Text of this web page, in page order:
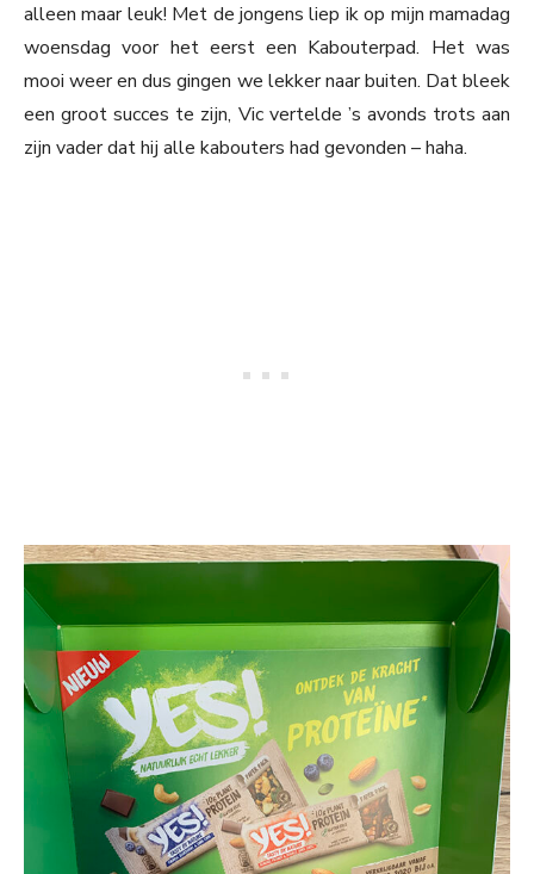
alleen maar leuk! Met de jongens liep ik op mijn mamadag
woensdag voor het eerst een Kabouterpad. Het was
mooi weer en dus gingen we lekker naar buiten. Dat bleek
een groot succes te zijn, Vic vertelde ’s avonds trots aan
zijn vader dat hij alle kabouters had gevonden – haha.